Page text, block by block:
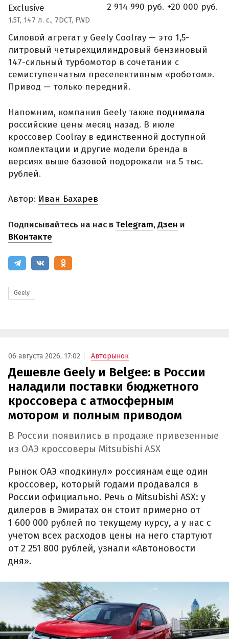
Exclusive
1.5T, 147 л. с., 7DCT, FWD
2 914 990 руб. +20 000 руб.
Силовой агрегат у Geely Coolray — это 1,5-
литровый четырехцилиндровый бензиновый
147-сильный турбомотор в сочетании с
семиступенчатым преселективным «роботом».
Привод — только передний.
Напомним, компания Geely также поднимала
российские цены месяц назад. В июле
кроссовер Coolray в единственной доступной
комплектации и другие модели бренда в
версиях выше базовой подорожали на 5 тыс.
рублей.
Автор: Иван Бахарев
Подписывайтесь на нас в Telegram,Дзен и
ВКонтакте
Geely
06 августа 2026, 17:02 Авторынок
Дешевле Geely и Belgee: в России
наладили поставки бюджетного
кроссовера с атмосферным
мотором и полным приводом
В России появились в продаже привезенные
из ОАЭ кроссоверы Mitsubishi ASX
Рынок ОАЭ «подкинул» россиянам еще один
кроссовер, который годами продавался в
России официально. Речь о Mitsubishi ASX: у
дилеров в Эмиратах он стоит примерно от
1 600 000 рублей по текущему курсу, а у нас с
учетом всех расходов цены на него стартуют
от 2 251 800 рублей, узнали «Автоновости
дня».